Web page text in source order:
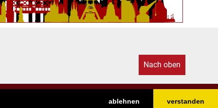
ablehnen verstanden
Nach oben